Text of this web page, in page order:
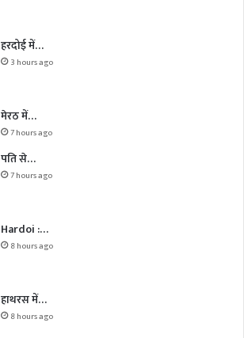
हरदोई में…
3 hours ago
मेरठ में…
7 hours ago
पति से…
7 hours ago
Hardoi :…
8 hours ago
हाथरस में…
8 hours ago